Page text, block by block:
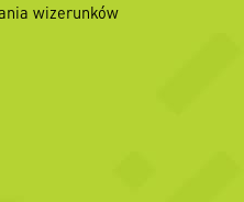
wizerunków